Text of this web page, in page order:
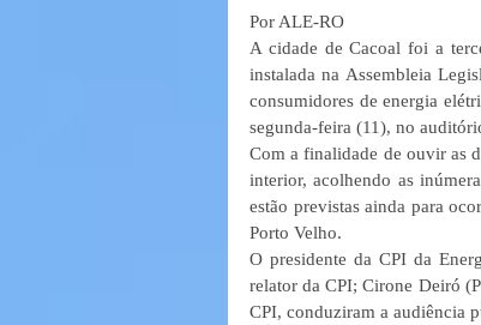
Por ALE-RO
A cidade de Cacoal foi a
instalada na Assembleia
consumidores de energia
segunda-feira (11), no
Com a finalidade de ouvir as
interior, acolhendo as
estão previstas ainda para
Porto Velho.
O presidente da CPI da
relator da CPI; Cirone Deiró
CPI, conduziram a audiência